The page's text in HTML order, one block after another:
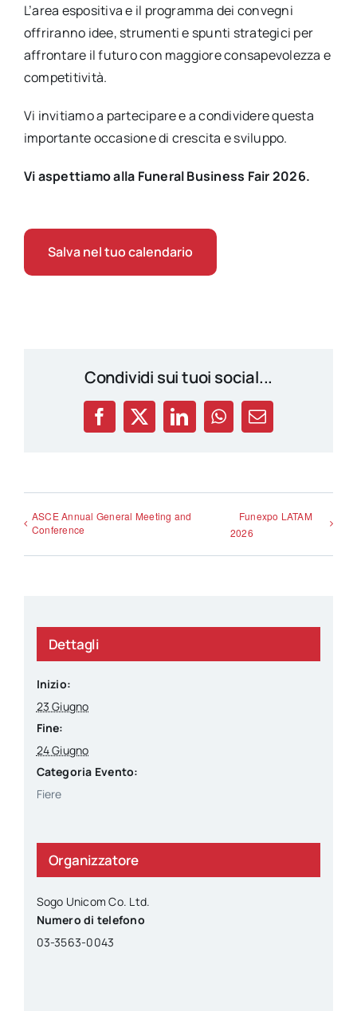
L’area espositiva e il programma dei convegni
offriranno idee, strumenti e spunti strategici per
affrontare il futuro con maggiore consapevolezza e
competitività.
Vi invitiamo a partecipare e a condividere questa
importante occasione di crescita e sviluppo.
Vi aspettiamo alla Funeral Business Fair 2026.
Salva nel tuo calendario
Condividi sui tuoi social...
Facebook
X LinkedInWhatsApp
Email
ASCE Annual General Meeting and
Conference
Funexpo LATAM
2026
Dettagli
Inizio:
23 Giugno
Fine:
24 Giugno
Categoria Evento:
Fiere
Organizzatore
Sogo Unicom Co. Ltd.
Numero di telefono
03-3563-0043